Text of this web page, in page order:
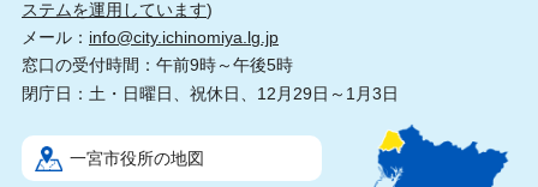
ステムを運用しています)
メール： info@city.ichinomiya.lg.jp
窓口の受付時間：午前9時～午後5時
閉庁日：土・日曜日、祝休日、12月29日～1月3日
一宮市役所の地図